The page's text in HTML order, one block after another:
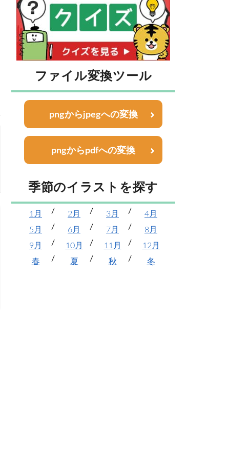
ファイル変換ツール
pngからjpegへの変換
pngからpdfへの変換
季節のイラストを探す
1月 2月 3月
4月
5月
6月 7月
8月
9月
10月 11月
12月
春
夏 秋 冬